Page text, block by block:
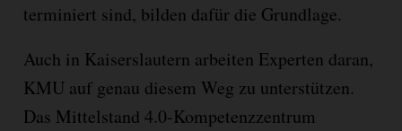
terminiert sind, bilden dafür die Grundlage.
Auch in Kaiserslautern arbeiten Experten daran,
KMU auf genau diesem Weg zu unterstützen.
Das Mittelstand 4.0-Kompetenzzentrum